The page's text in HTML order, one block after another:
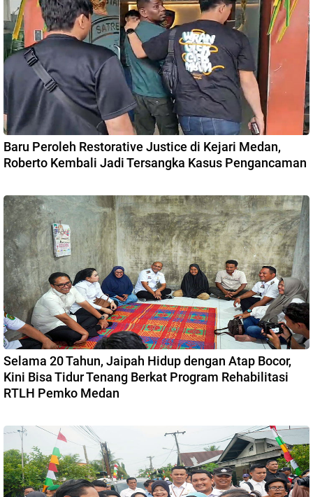
Baru Peroleh Restorative Justice di Kejari Medan,
Roberto Kembali Jadi Tersangka Kasus Pengancaman
Selama 20 Tahun, Jaipah Hidup dengan Atap Bocor,
Kini Bisa Tidur Tenang Berkat Program Rehabilitasi
RTLH Pemko Medan